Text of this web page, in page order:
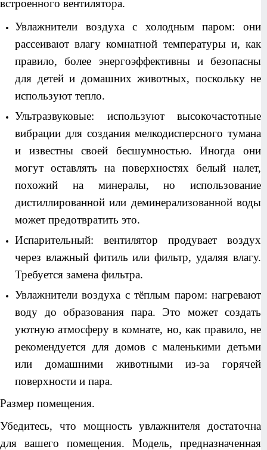
встроенного вентилятора.
Увлажнители воздуха с холодным паром: они
рассеивают влагу комнатной температуры и, как
правило, более энергоэффективны и безопасны
для детей и домашних животных, поскольку не
используют тепло.
Ультразвуковые: используют высокочастотные
вибрации для создания мелкодисперсного тумана
и известны своей бесшумностью. Иногда они
могут оставлять на поверхностях белый налет,
похожий на минералы, но использование
дистиллированной или деминерализованной воды
может предотвратить это.
Испарительный: вентилятор продувает воздух
через влажный фитиль или фильтр, удаляя влагу.
Требуется замена фильтра.
Увлажнители воздуха с тёплым паром: нагревают
воду до образования пара. Это может создать
уютную атмосферу в комнате, но, как правило, не
рекомендуется для домов с маленькими детьми
или домашними животными из-за горячей
поверхности и пара.
Размер помещения.
Убедитесь, что мощность увлажнителя достаточна
для вашего помещения. Модель, предназначенная